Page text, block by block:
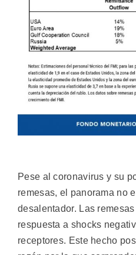
Pese al coronavirus y su
remesas, el panorama no
desalentador. Las
respuesta a shocks
receptores. Este hecho